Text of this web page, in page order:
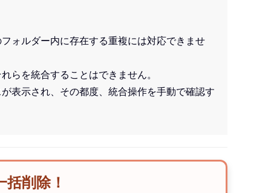
ォルダー内に存在する重複には対応できませ
らを統合することはできません。
表示され、その都度、統合操作を手動で確認す
削除！